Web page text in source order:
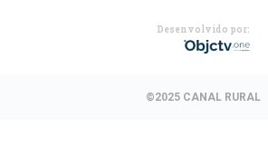
Desenvolvido por:
©2025 CANAL RURAL